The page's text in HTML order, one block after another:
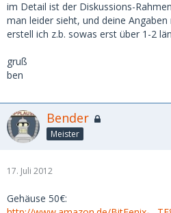
im Detail ist der Diskussions-
man leider sieht, und deine
erstell ich z.b. sowas erst über 1-2
gruß
ben
Bender
Meister
17. Juli 2012
Gehäuse 50€: